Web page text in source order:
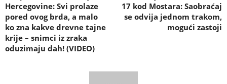
Hercegovine: Svi prolaze
pored ovog brda, a malo
ko zna kakve drevne tajne
krije – snimci iz zraka
oduzimaju dah! (VIDEO)
17 kod Mostara: Saobraćaj
se odvija jednom trakom,
mogući zastoji